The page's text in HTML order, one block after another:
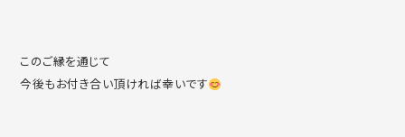
このご縁を通じて
今後もお付き合い頂ければ幸いです